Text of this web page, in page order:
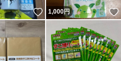
いいね！
1,000円